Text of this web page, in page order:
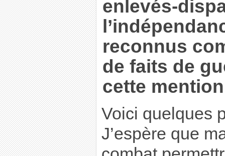
enlevés-
reconnus
de faits de
cette
Voici quelques
J’espère que